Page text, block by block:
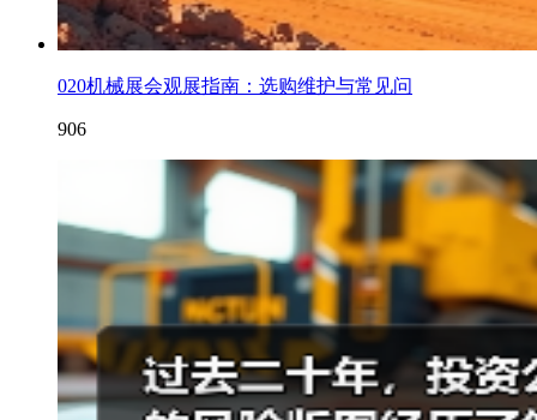
020机械展会观展指南：选购维护与常见问
906